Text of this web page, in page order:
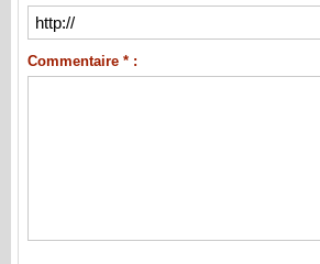
Commentaire * :